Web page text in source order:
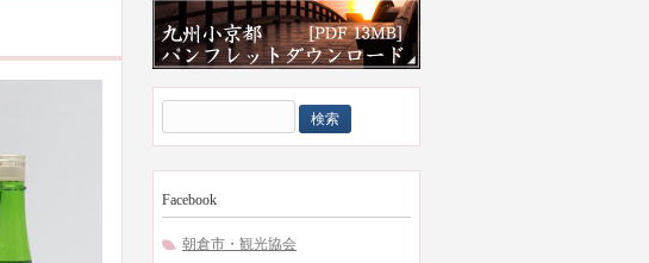
索:
Facebook
朝倉市・観光協会